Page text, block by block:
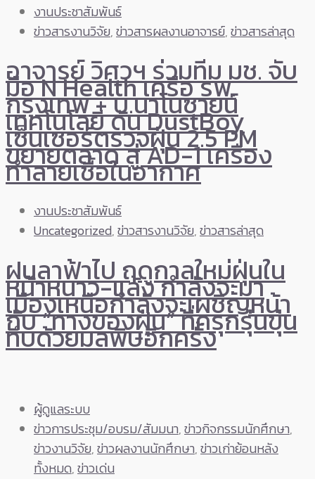
งานประชาสัมพันธ์
ข่าวสารงานวิจัย,ข่าวสารผลงานอาจารย์,ข่าวสารล่าสุด
อาจารย์ วิศวฯ ร่วมทีม มช. จับ
มือ N Health เครือ รพ.
กรุงเทพ + บ.นาโนซายน์
เทคโนโลยี ดัน DustBoy
เซ็นเซอร์ตรวจฝุ่น 2.5 PM
ขยายตลาด สู่ AD-1 เครื่อง
ทำลายเชื้อในอากาศ
งานประชาสัมพันธ์
Uncategorized,ข่าวสารงานวิจัย,ข่าวสารล่าสุด
ฝนลาฟ้าไป ฤดูกาลใหม่ฝุ่นใน
หน้าหนาว-แล้ง กำลังจะมา
เมืองเหนือกำลังจะเผชิญหน้า
กับ “ทางของฝุ่น” ที่ครุกรุ่นขุ่น
ทึบด้วยมลพิษอีกครั้ง
ผู้ดูแลระบบ
ข่าวการประชุม/อบรม/สัมมนา,ข่าวกิจกรรมนักศึกษา,
ข่าวงานวิจัย,ข่าวผลงานนักศึกษา,ข่าวเก่าย้อนหลัง
ทั้งหมด,ข่าวเด่น